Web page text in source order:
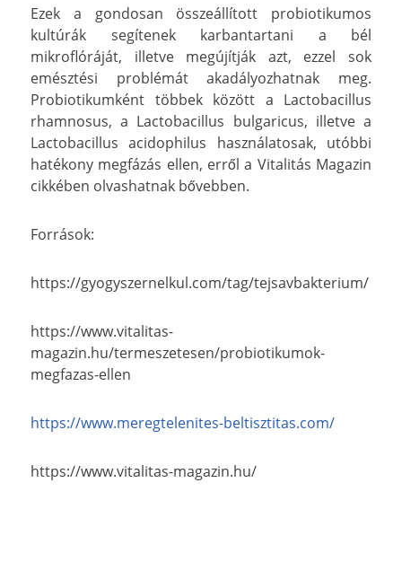
Ezek a gondosan összeállított probiotikumos
kultúrák segítenek karbantartani a bél
mikroflóráját, illetve megújítják azt, ezzel sok
emésztési problémát akadályozhatnak meg.
Probiotikumként többek között a Lactobacillus
rhamnosus, a Lactobacillus bulgaricus, illetve a
Lactobacillus acidophilus használatosak, utóbbi
hatékony megfázás ellen, erről a Vitalitás Magazin
cikkében olvashatnak bővebben.
Források:
https://gyogyszernelkul.com/tag/tejsavbakterium/
https://www.vitalitas-
magazin.hu/termeszetesen/probiotikumok-
megfazas-ellen
https://www.meregtelenites-beltisztitas.com/
https://www.vitalitas-magazin.hu/